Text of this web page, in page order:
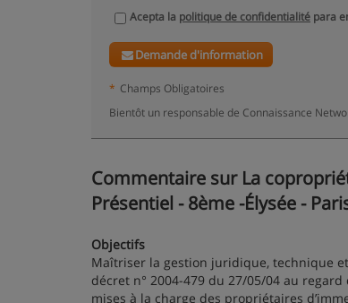
Acepta la politique de confidentialité para
Demande d'information
* Champs Obligatoires
Bientôt un responsable de Connaissance
Commentaire sur La
Présentiel - 8ème -Élysée -
Objectifs
Maîtriser la gestion juridique, technique
décret n° 2004-479 du 27/05/04 au
mises à la charge des propriétaires